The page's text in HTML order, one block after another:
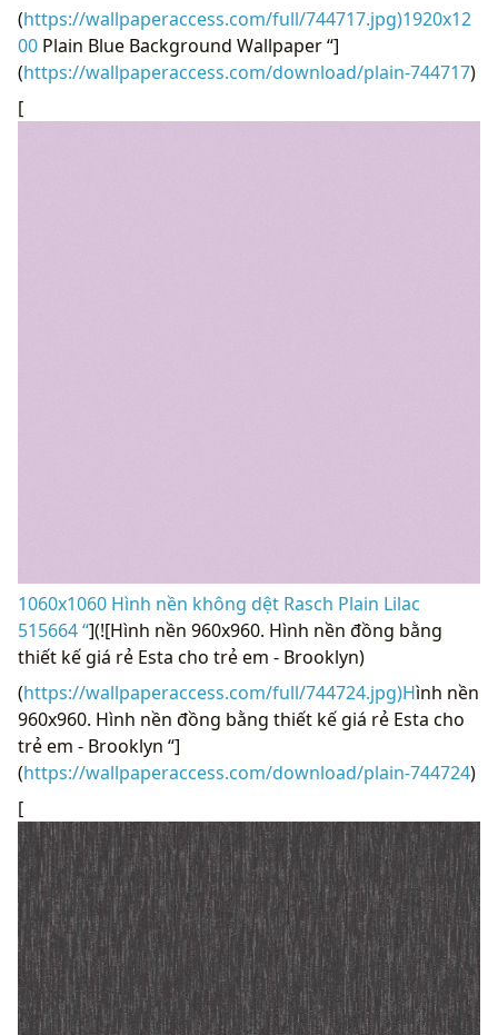
(https://wallpaperaccess.com/full/744717.jpg)1920x12
00 Plain Blue Background Wallpaper “]
(https://wallpaperaccess.com/download/plain-744717)
[
1060x1060 Hình nền không dệt Rasch Plain Lilac
515664 “](![Hình nền 960x960. Hình nền đồng bằng
thiết kế giá rẻ Esta cho trẻ em - Brooklyn)
(https://wallpaperaccess.com/full/744724.jpg)Hình nền
960x960. Hình nền đồng bằng thiết kế giá rẻ Esta cho
trẻ em - Brooklyn “]
(https://wallpaperaccess.com/download/plain-744724)
[